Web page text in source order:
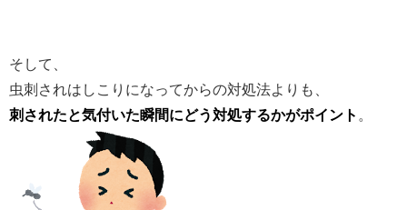
そして、
虫刺されはしこりになってからの対処法よりも、
刺されたと気付いた瞬間にどう対処するかがポイント